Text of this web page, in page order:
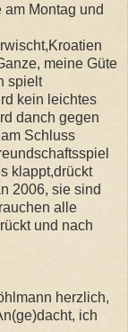
Montag und
meine Güte
spielt
kein leichtes
danch gegen
Schluss
klappt,drückt
2006, sie sind
alle
und nach
herzlich,
ich